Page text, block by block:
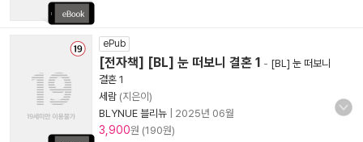
ePub
[전자책] [BL] 눈 떠보니 결혼 1 - [BL] 눈 떠보니
결혼 1
세람 (지은이)
BLYNUE 블리뉴
2025년 06월
3,900원 (190원)